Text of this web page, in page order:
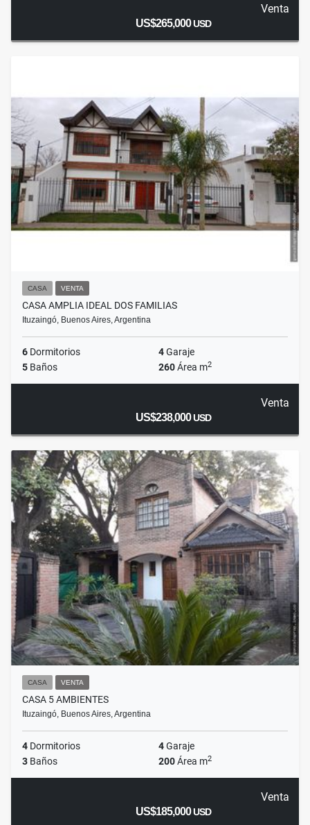
Venta
US$265,000USD
CASA VENTA
CASA AMPLIA IDEAL DOS FAMILIAS
Ituzaingó, Buenos Aires, Argentina
6 Dormitorios 4Garaje
5 Baños 260Área m2
Venta
US$238,000USD
CASA VENTA
CASA 5 AMBIENTES
Ituzaingó, Buenos Aires, Argentina
4 Dormitorios 4Garaje
3 Baños 200Área m2
Venta
US$185,000USD